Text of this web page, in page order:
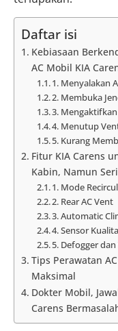
Daftar isi
Kebiasaan
AC Mobil KIA
1. Menyalakan
2. Membuka
3.
4. Menutup
5. Kurang
Fitur KIA Carens
Kabin, Namun
1. Mode
2. Rear AC Vent
3. Automatic
4. Sensor
5. Defogger
Tips Perawatan
Maksimal
Dokter Mobil,
Carens